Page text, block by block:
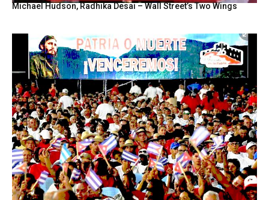
Michael Hudson, Radhika Desai – Wall Street’s Two Wings